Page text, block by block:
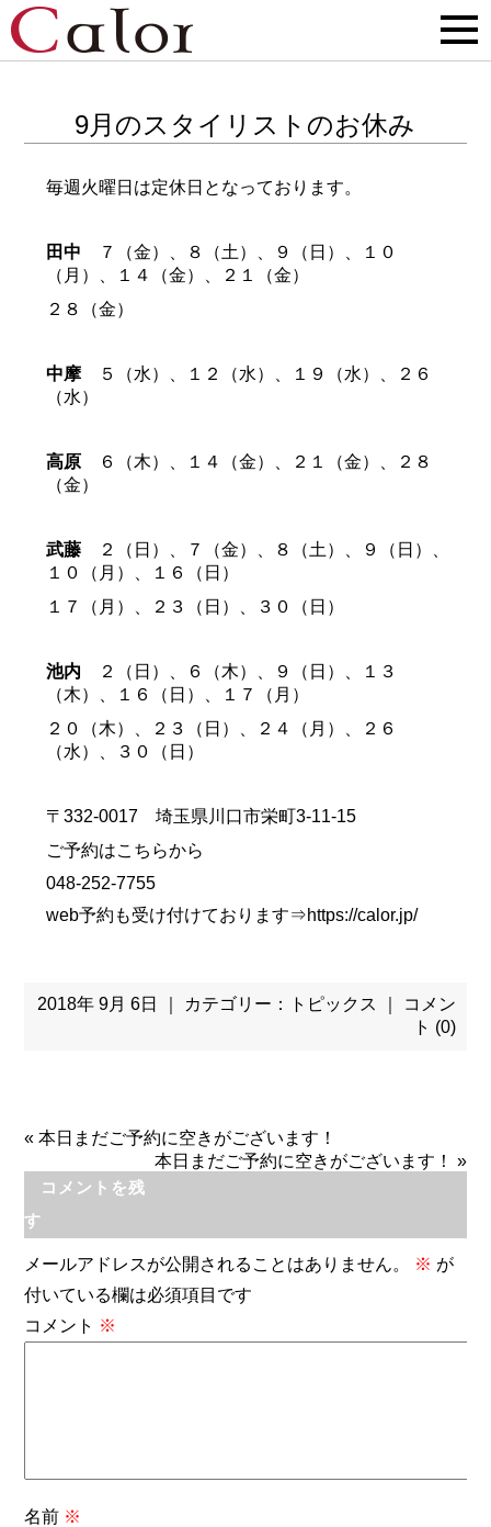
9月のスタイリストのお休み
毎週火曜日は定休日となっております。
田中 ７（金）、８（土）、９（日）、１０
（月）、１４（金）、２１（金）
２８（金）
中摩 ５（水）、１２（水）、１９（水）、２６
（水）
高原 ６（木）、１４（金）、２１（金）、２８
（金）
武藤 ２（日）、７（金）、８（土）、９（日）、
１０（月）、１６（日）
１７（月）、２３（日）、３０（日）
池内 ２（日）、６（木）、９（日）、１３
（木）、１６（日）、１７（月）
２０（木）、２３（日）、２４（月）、２６
（水）、３０（日）
〒332-0017 埼玉県川口市栄町3-11-15
ご予約はこちらから
048-252-7755
web予約も受け付けております⇒https://calor.jp/
2018年 9月 6日 ｜ カテゴリー： トピックス
コメン
ト (0)
«本日まだご予約に空きがございます！
本日まだご予約に空きがございます！
»
コメントを残
す
メールアドレスが公開されることはありません。 ※ が
付いている欄は必須項目です
コメント ※
名前 ※